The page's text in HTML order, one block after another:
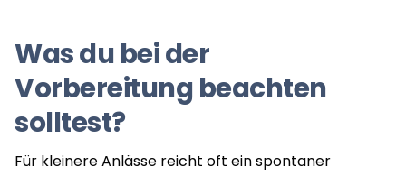
Was du bei der
Vorbereitung beachten
solltest?
Für kleinere Anlässe reicht oft ein spontaner